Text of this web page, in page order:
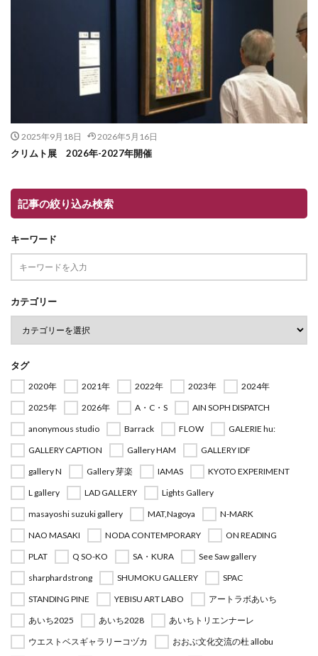
2025年9月18日 2026年5月16日
クリムト展 2026年-2027年開催
記事の絞り込み検索
キーワード
カテゴリー
タグ
2020年 2021年 2022年 2023年
2024年
2025年
2026年 A・C・S
AIN SOPH DISPATCH
anonymous studio
Barrack FLOW
GALERIE hu:
GALLERY CAPTION
Gallery HAM
GALLERY IDF
gallery N
Gallery 芽楽 IAMAS
KYOTO EXPERIMENT
L gallery
LAD GALLERY
Lights Gallery
masayoshi suzuki gallery
MAT,Nagoya
N-MARK
NAO MASAKI
NODA CONTEMPORARY
ON READING
PLAT
Q SO-KO SA・KURA
See Saw gallery
sharphardstrong
SHUMOKU GALLERY
SPAC
STANDING PINE
YEBISU ART LABO
アートラボあいち
あいち2025
あいち2028
あいちトリエンナーレ
ウエストベスギャラリーコヅカ
おおぶ文化交流の杜 allobu